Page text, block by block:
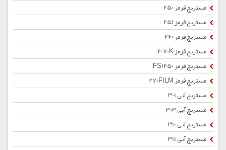
مستربچ قرمز 250
مستربچ قرمز 251
مستربچ قرمز 260
مستربچ قرمز 2070K
مستربچ قرمز FS1250
مستربچ قرمز 270FILM
مستربچ آبی 301
مستربچ آبی 303
مستربچ آبی 310
مستربچ آبی 311